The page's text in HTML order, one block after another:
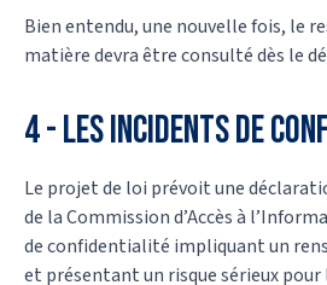
Bien entendu, une nouvelle fois, le
matière devra être consulté dès le
4 - Les incidents de
Le projet de loi prévoit une
de la Commission d’Accès à
de confidentialité impliquant un
et présentant un risque sérieux